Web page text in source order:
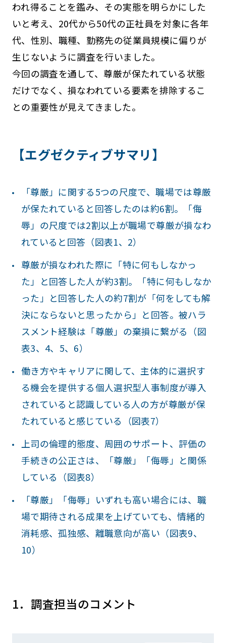
われ得ることを鑑み、その実態を明らかにした
いと考え、20代から50代の正社員を対象に各年
代、性別、職種、勤務先の従業員規模に偏りが
生じないように調査を行いました。
今回の調査を通して、尊厳が保たれている状態
だけでなく、損なわれている要素を排除するこ
との重要性が見えてきました。
【エグゼクティブサマリ】
「尊厳」に関する5つの尺度で、職場では尊厳
が保たれていると回答したのは約6割。「侮
辱」の尺度では2割以上が職場で尊厳が損なわ
れていると回答（図表1、2）
尊厳が損なわれた際に「特に何もしなかっ
た」と回答した人が約3割。「特に何もしなか
った」と回答した人の約7割が「何をしても解
決にならないと思ったから」と回答。被ハラ
スメント経験は「尊厳」の棄損に繋がる（図
表3、4、5、6）
働き方やキャリアに関して、主体的に選択す
る機会を提供する個人選択型人事制度が導入
されていると認識している人の方が尊厳が保
たれていると感じている（図表7）
上司の倫理的態度、周囲のサポート、評価の
手続きの公正さは、「尊厳」「侮辱」と関係
している（図表8）
「尊厳」「侮辱」いずれも高い場合には、職
場で期待される成果を上げていても、情緒的
消耗感、孤独感、離職意向が高い（図表9、
10）
1．調査担当のコメント